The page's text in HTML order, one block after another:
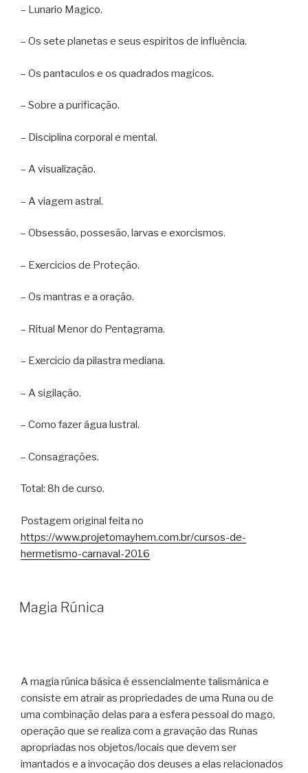
– Lunario Magico.
– Os sete planetas e seus espiritos de influência.
– Os pantaculos e os quadrados magicos.
– Sobre a purificação.
– Disciplina corporal e mental.
– A visualização.
– A viagem astral.
– Obsessão, possesão, larvas e exorcismos.
– Exercicios de Proteção.
– Os mantras e a oração.
– Ritual Menor do Pentagrama.
– Exercicio da pilastra mediana.
– A sigilação.
– Como fazer água lustral.
– Consagrações.
Total: 8h de curso.
Postagem original feita no
https://www.projetomayhem.com.br/cursos-de-
hermetismo-carnaval-2016
Magia Rúnica
A magia rúnica básica é essencialmente talismânica e
consiste em atrair as propriedades de uma Runa ou de
uma combinação delas para a esfera pessoal do mago,
operação que se realiza com a gravação das Runas
apropriadas nos objetos/locais que devem ser
imantados e a invocação dos deuses a elas relacionados